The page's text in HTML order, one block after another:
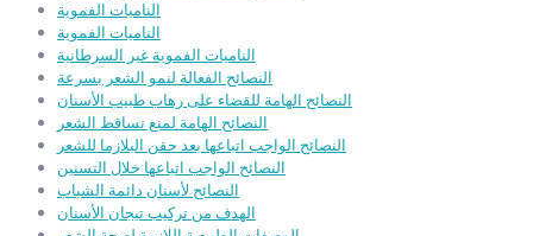
الناميات الفموية
الناميات الفموية
الناميات الفموية غير السرطانية
النصائح الفعالة لنمو الشعر بسرعة
النصائح الهامة للقضاء على رهاب طبيب الأسنان
النصائح الهامة لمنع تساقط الشعر
النصائح الواجب اتباعها بعد حقن البلازما للشعر
النصائح الواجب اتباعها خلال التسنين
النصائح لأسنان دائمة الشباب
الهدف من تركيب تيجان الأسنان